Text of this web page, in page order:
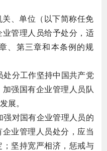
、单位（以下简称任免
管理人员给予处分，适
、第三章和本条例的规
处分工作坚持中国共产党
强国有企业管理人员队
展。
强对国有企业管理人员的
业管理人员处分，应当
坚持宽严相济，惩戒与